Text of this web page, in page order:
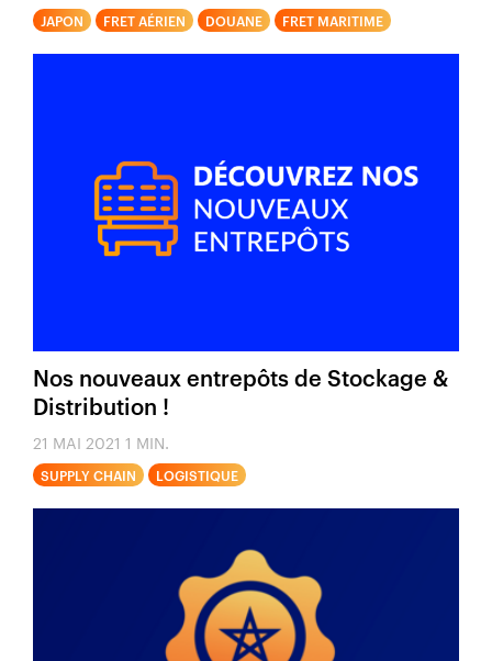
JAPON FRET AÉRIEN DOUANE FRET MARITIME
Nos nouveaux entrepôts de Stockage &
Distribution !
21 MAI 2021 1 MIN.
SUPPLY CHAIN LOGISTIQUE